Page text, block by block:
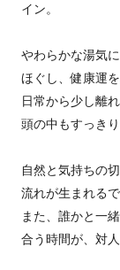
イン。
やわらかな湯気
ほぐし、健康運
日常から少し離
頭の中もすっきり
自然と気持ちの
流れが生まれるで
また、誰かと一
合う時間が、対